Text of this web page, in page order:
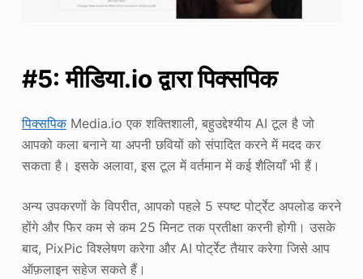
#5: मीडिया.io द्वारा पिक्सपिक
पिक्सपिकMedia.io एक शक्तिशाली, बहुउद्देश्यीय AI टूल है जो
आपको कला बनाने या अपनी छवियों को संपादित करने में मदद कर
सकता है। इसके अलावा, इस टूल में वर्तमान में कई शैलियाँ भी हैं।
अन्य उपकरणों के विपरीत, आपको पहले 5 स्पष्ट पोर्ट्रेट अपलोड करने
होंगे और फिर कम से कम 25 मिनट तक प्रतीक्षा करनी होगी। उसके
बाद, PixPic विश्लेषण करेगा और AI पोर्ट्रेट तैयार करेगा जिसे आप
ऑफ़लाइन सहेज सकते हैं।